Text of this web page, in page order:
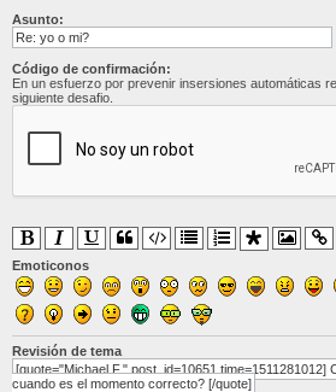
Asunto:
Código de confirmación:
En un esfuerzo por prevenir insersiones automáticas
siguiente desafio.
Emoticonos
Revisión de tema
[quote="Michael F." post_id=10651 time=1511281012]
cuando es el momento correcto? [/quote]